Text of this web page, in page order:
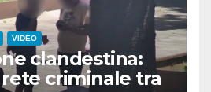
VIDEO
clandestina:
criminale tra